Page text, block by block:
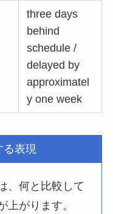
three days
behind
schedule /
delayed by
approximatel
y one week
る表現
、何と比較して
上がります。